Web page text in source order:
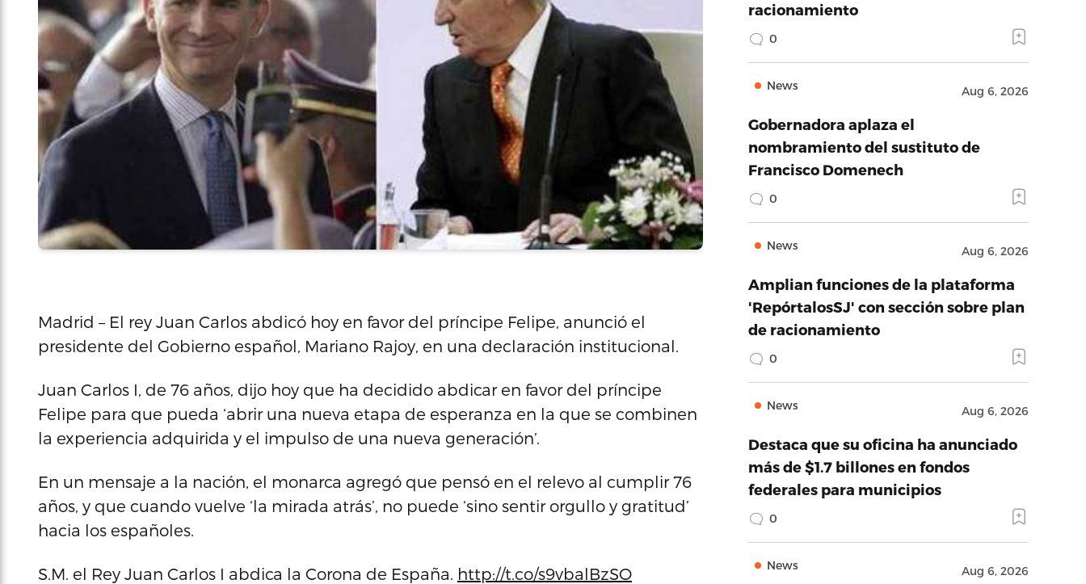
Madrid – El rey Juan Carlos abdicó hoy en favor del príncipe Felipe, anunció el
presidente del Gobierno español, Mariano Rajoy, en una declaración institucional.
Juan Carlos I, de 76 años, dijo hoy que ha decidido abdicar en favor del príncipe
Felipe para que pueda ‘abrir una nueva etapa de esperanza en la que se combinen
la experiencia adquirida y el impulso de una nueva generación’.
En un mensaje a la nación, el monarca agregó que pensó en el relevo al cumplir 76
años, y que cuando vuelve ‘la mirada atrás’, no puede ‘sino sentir orgullo y gratitud’
hacia los españoles.
S.M. el Rey Juan Carlos I abdica la Corona de España. http://t.co/s9vbalBzSO
racionamiento
0
News Aug 6, 2026
Gobernadora aplaza el
nombramiento del sustituto de
Francisco Domenech
0
News Aug 6, 2026
Amplian funciones de la plataforma
'RepórtalosSJ' con sección sobre plan
de racionamiento
0
News Aug 6, 2026
Destaca que su oficina ha anunciado
más de $1.7 billones en fondos
federales para municipios
0
News Aug 6, 2026